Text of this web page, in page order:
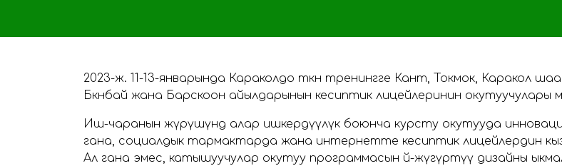
2023-ж. 11-13-январында Караколдо өткөн тренингге Кант, Токмок, Каракол
Бөкөнбай жана Барскоон айылдарынын кесиптик лицейлеринин
Иш-чаранын жүрүшүндө алар ишкердүүлүк боюнча курсту окутууда
гана, социалдык тармактарда жана интернетте кесиптик лицейлердин
Ал гана эмес, катышуучулар окутуу программасын өй-жүгүртүү дизайны